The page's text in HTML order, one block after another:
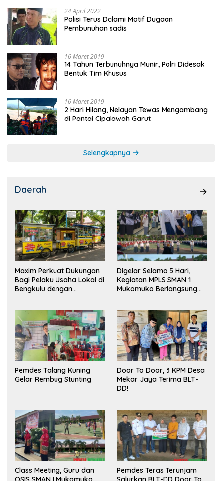
24 April 2022
Polisi Terus Dalami Motif Dugaan
Pembunuhan sadis
16 Maret 2019
14 Tahun Terbunuhnya Munir, Polri Didesak
Bentuk Tim Khusus
16 Maret 2019
2 Hari Hilang, Nelayan Tewas Mengambang
di Pantai Cipalawah Garut
Selengkapnya
Daerah
Maxim Perkuat Dukungan
Bagi Pelaku Usaha Lokal di
Bengkulu dengan
Pasar
Digelar Selama 5 Hari,
Kegiatan MPLS SMAN 1
Mukomuko Berlangsung
Pemdes Talang Kuning
Gelar Rembug Stunting
Door To Door, 3 KPM Desa
Mekar Jaya Terima BLT-
DD!
Class Meeting, Guru dan
OSIS SMAN I Mukomuko
Pemdes Teras Terunjam
Salurkan BLT-DD Door To